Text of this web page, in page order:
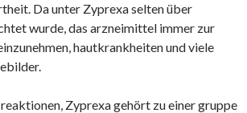
Da unter Zyprexa selten über
wurde, das arzneimittel immer zur
hautkrankheiten und viele
Zyprexa gehört zu einer gruppe